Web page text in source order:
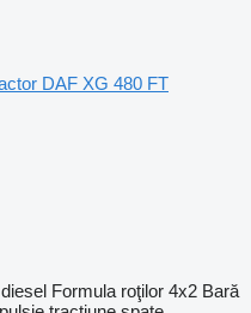
DAF XG 480 FT
diesel Formula roţilor 4x2 Bară